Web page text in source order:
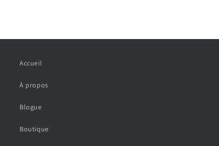
Accueil
À propos
Blogue
Boutique